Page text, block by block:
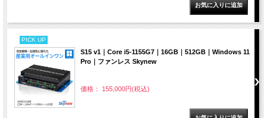
PICK UP
S15 v1｜Core i5-1155G7｜16GB｜512GB｜Windows 11
Pro｜ファンレス Skynew
価格： 155,000円(税込)